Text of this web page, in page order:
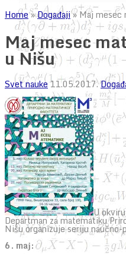
Home»Događaji»Maj mesec
Maj mesec
u Nišu
Svet nauke 11.05.2017.
U
Departman za matematiku
Nišu organizuje seriju naučno-
6. maј: